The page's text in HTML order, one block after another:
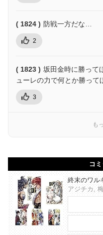
( 1824 ) 防戦一方だな…
2
( 1823 ) 坂田金時に勝って
ューレの力で何とか勝って
3
も
コ
終末のワル
アジチカ,